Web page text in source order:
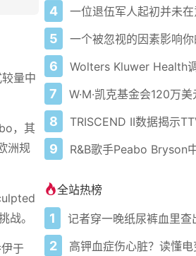
量中
，其
洲规
战。
于
4
5
6
7
8
9
全站热榜
1
2 高钾血症伤心脏？读懂